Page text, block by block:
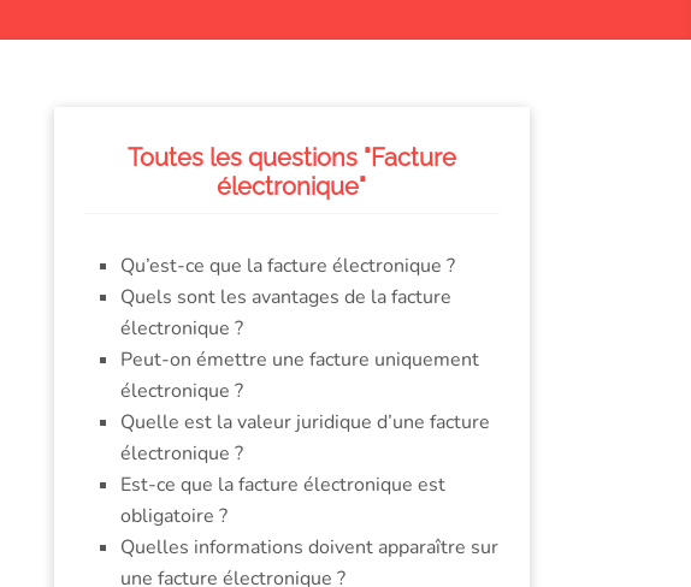
Toutes les questions "Facture
électronique"
Qu’est-ce que la facture électronique ?
Quels sont les avantages de la facture
électronique ?
Peut-on émettre une facture uniquement
électronique ?
Quelle est la valeur juridique d’une facture
électronique ?
Est-ce que la facture électronique est
obligatoire ?
Quelles informations doivent apparaître sur
une facture électronique ?